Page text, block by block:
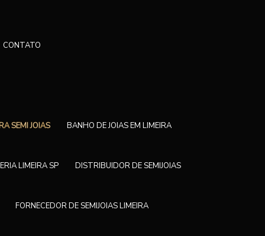
CONTATO
SEMI JOIAS BANHO DE JOIAS EM LIMEIRA
LIMEIRA SP DISTRIBUIDOR DE SEMIJOIAS
FORNECEDOR DE SEMIJOIAS LIMEIRA